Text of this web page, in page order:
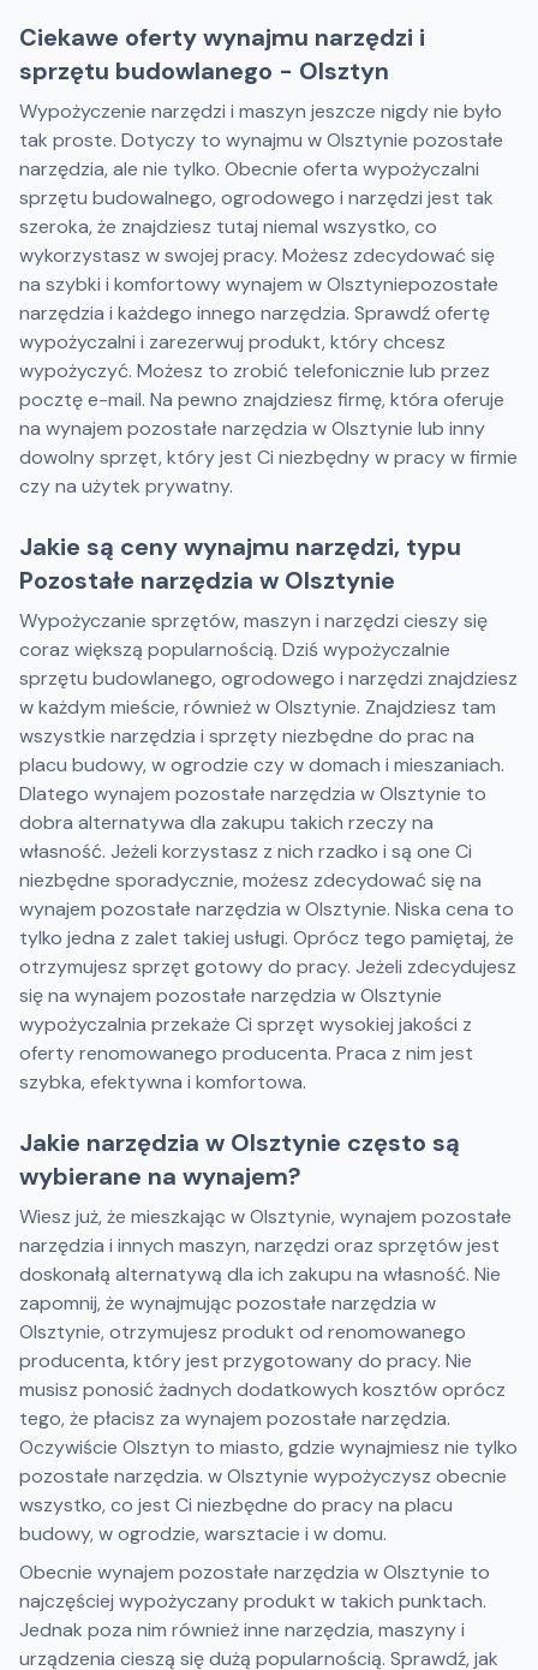
Ciekawe oferty wynajmu narzędzi i
sprzętu budowlanego - Olsztyn
Wypożyczenie narzędzi i maszyn jeszcze nigdy nie było
tak proste. Dotyczy to wynajmu w Olsztynie pozostałe
narzędzia, ale nie tylko. Obecnie oferta wypożyczalni
sprzętu budowalnego, ogrodowego i narzędzi jest tak
szeroka, że znajdziesz tutaj niemal wszystko, co
wykorzystasz w swojej pracy. Możesz zdecydować się
na szybki i komfortowy wynajem w Olsztyniepozostałe
narzędzia i każdego innego narzędzia. Sprawdź ofertę
wypożyczalni i zarezerwuj produkt, który chcesz
wypożyczyć. Możesz to zrobić telefonicznie lub przez
pocztę e-mail. Na pewno znajdziesz firmę, która oferuje
na wynajem pozostałe narzędzia w Olsztynie lub inny
dowolny sprzęt, który jest Ci niezbędny w pracy w firmie
czy na użytek prywatny.
Jakie są ceny wynajmu narzędzi, typu
Pozostałe narzędzia w Olsztynie
Wypożyczanie sprzętów, maszyn i narzędzi cieszy się
coraz większą popularnością. Dziś wypożyczalnie
sprzętu budowlanego, ogrodowego i narzędzi znajdziesz
w każdym mieście, również w Olsztynie. Znajdziesz tam
wszystkie narzędzia i sprzęty niezbędne do prac na
placu budowy, w ogrodzie czy w domach i mieszaniach.
Dlatego wynajem pozostałe narzędzia w Olsztynie to
dobra alternatywa dla zakupu takich rzeczy na
własność. Jeżeli korzystasz z nich rzadko i są one Ci
niezbędne sporadycznie, możesz zdecydować się na
wynajem pozostałe narzędzia w Olsztynie. Niska cena to
tylko jedna z zalet takiej usługi. Oprócz tego pamiętaj, że
otrzymujesz sprzęt gotowy do pracy. Jeżeli zdecydujesz
się na wynajem pozostałe narzędzia w Olsztynie
wypożyczalnia przekaże Ci sprzęt wysokiej jakości z
oferty renomowanego producenta. Praca z nim jest
szybka, efektywna i komfortowa.
Jakie narzędzia w Olsztynie często są
wybierane na wynajem?
Wiesz już, że mieszkając w Olsztynie, wynajem pozostałe
narzędzia i innych maszyn, narzędzi oraz sprzętów jest
doskonałą alternatywą dla ich zakupu na własność. Nie
zapomnij, że wynajmując pozostałe narzędzia w
Olsztynie, otrzymujesz produkt od renomowanego
producenta, który jest przygotowany do pracy. Nie
musisz ponosić żadnych dodatkowych kosztów oprócz
tego, że płacisz za wynajem pozostałe narzędzia.
Oczywiście Olsztyn to miasto, gdzie wynajmiesz nie tylko
pozostałe narzędzia. w Olsztynie wypożyczysz obecnie
wszystko, co jest Ci niezbędne do pracy na placu
budowy, w ogrodzie, warsztacie i w domu.
Obecnie wynajem pozostałe narzędzia w Olsztynie to
najczęściej wypożyczany produkt w takich punktach.
Jednak poza nim również inne narzędzia, maszyny i
urządzenia cieszą się dużą popularnością. Sprawdź, jak